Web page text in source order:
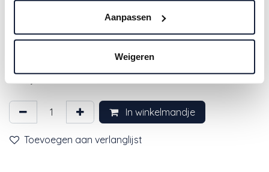
Aanpassen
Weigeren
4SO | Tuinstoel Cortina Stacking
Chair Latte Stapelbaar
149,00€
In winkelmandje
Toevoegen aan verlanglijst